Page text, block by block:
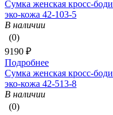
Сумка женская кросс-боди
эко-кожа 42-103-5
В наличии
(0)
9190 ₽
Подробнее
Сумка женская кросс-боди
эко-кожа 42-513-8
В наличии
(0)